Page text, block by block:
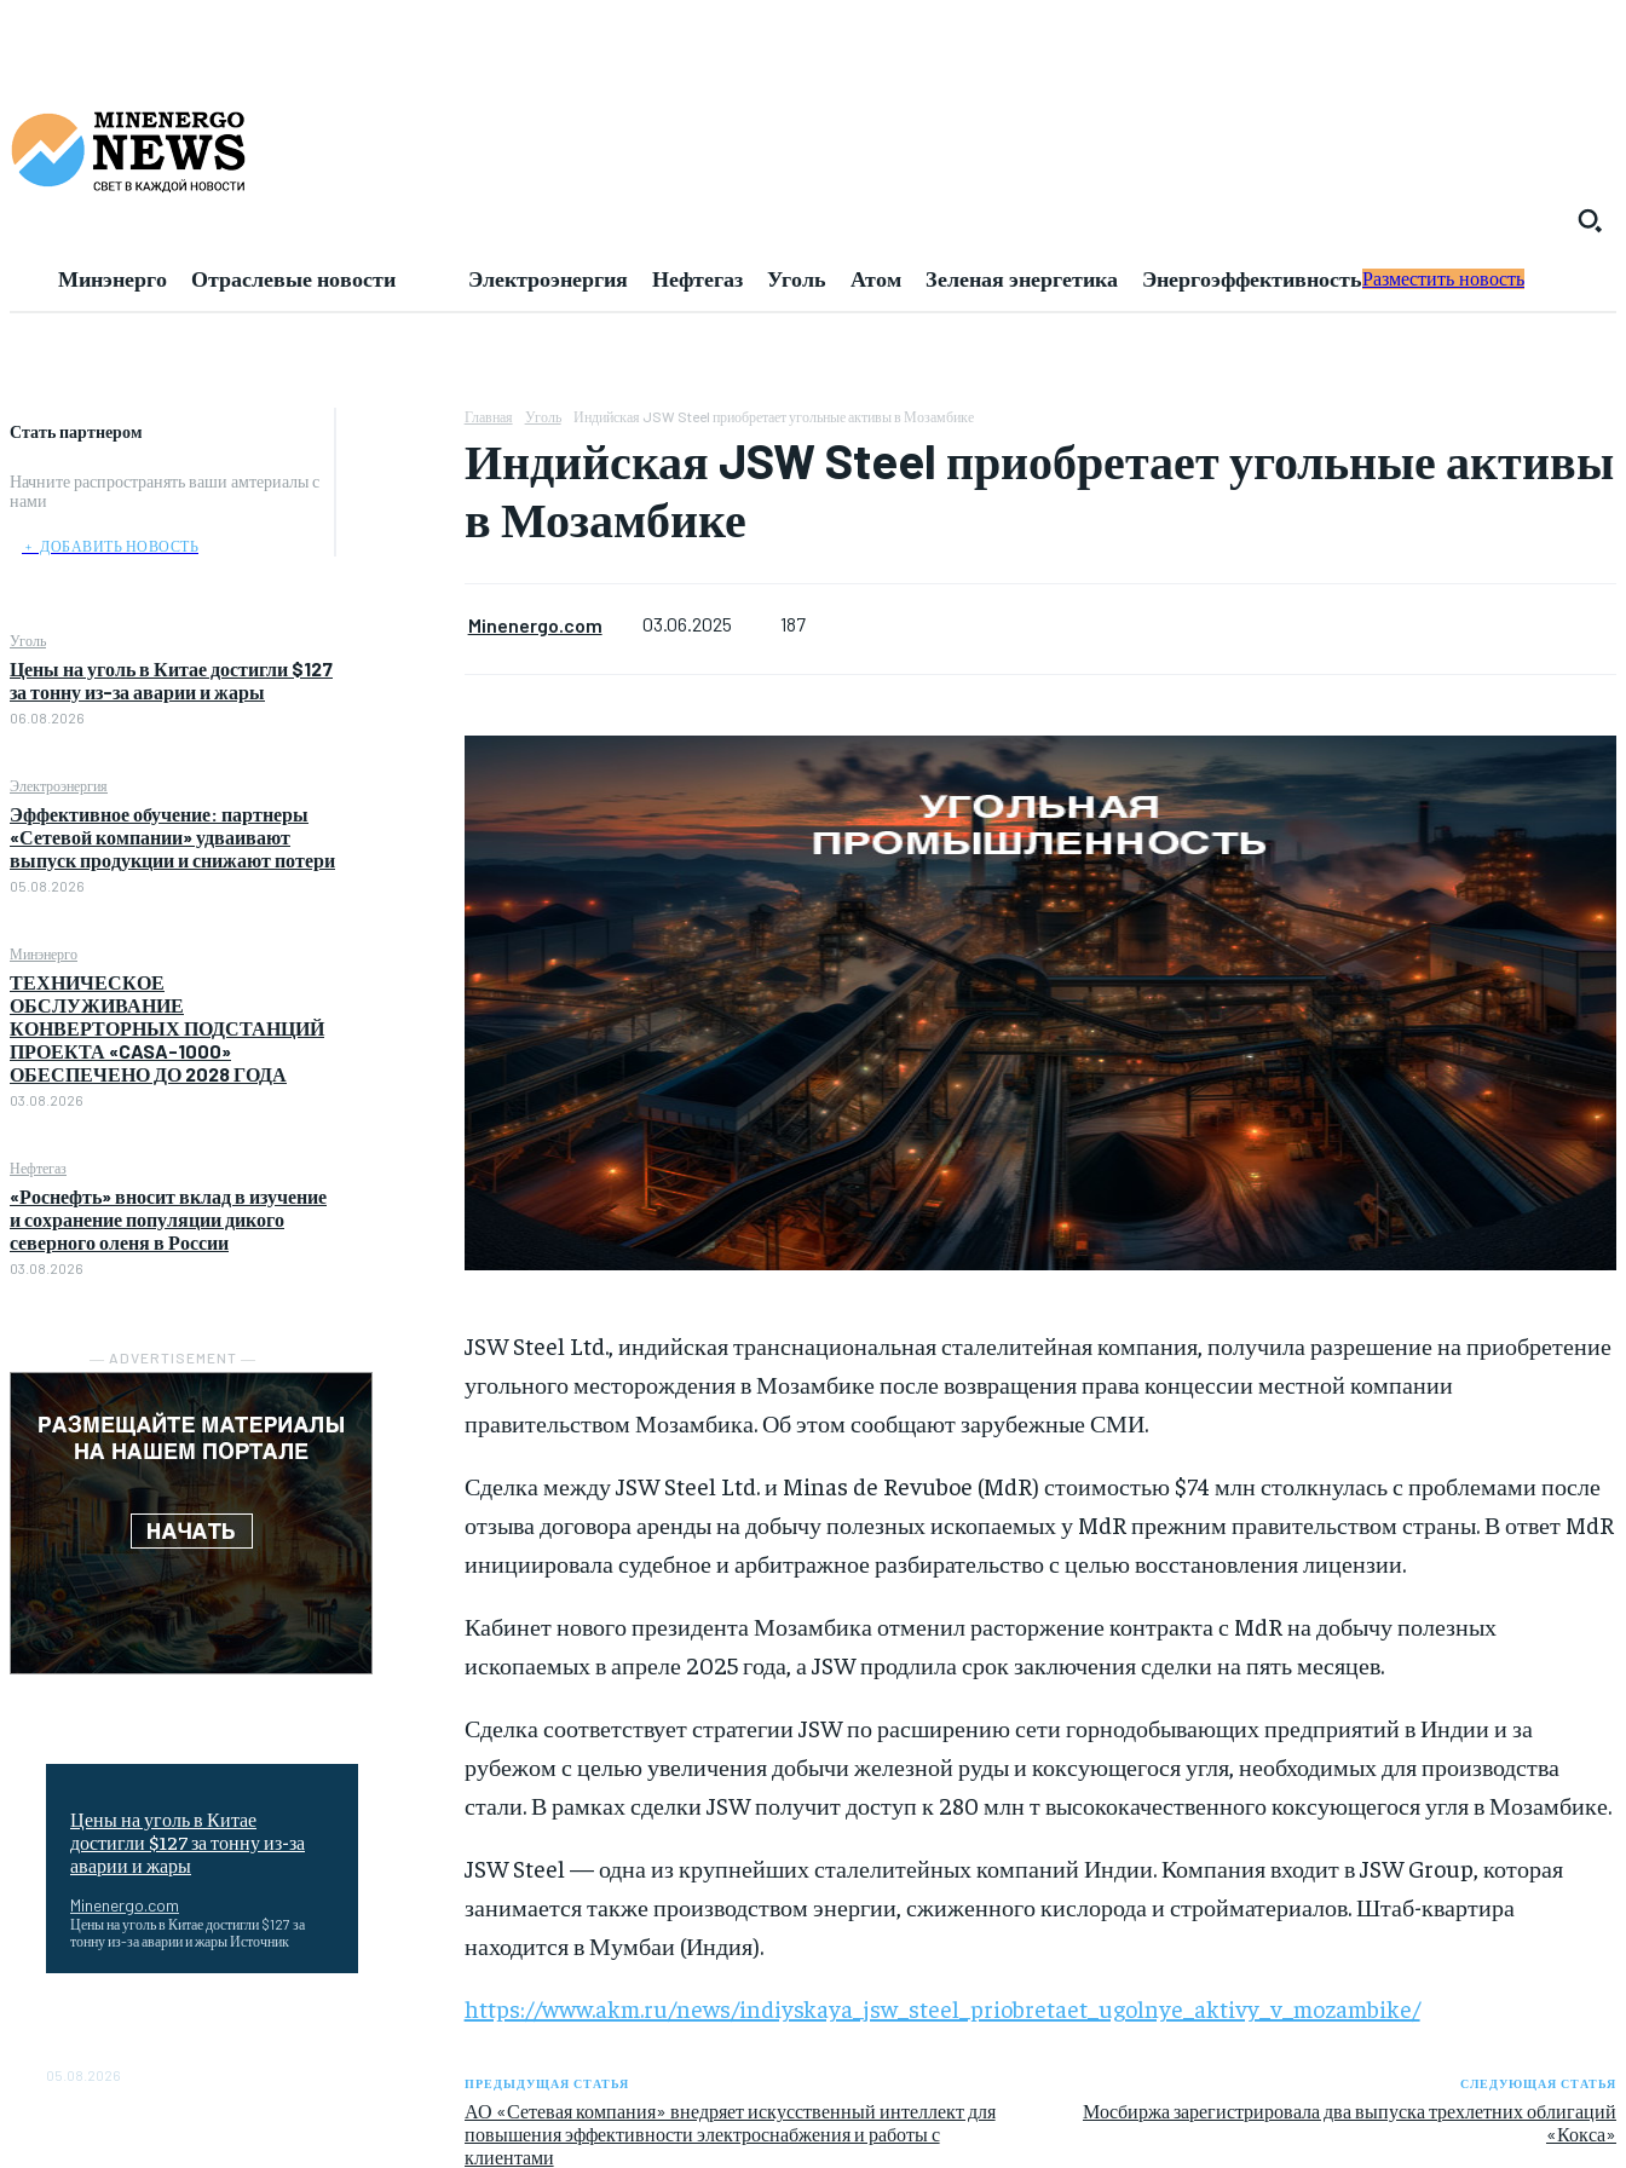
Минэнерго Отраслевые новости Электроэнергия Нефтегаз Уголь Атом Зеленая энергетика ЭнергоэффективностьРазместить новость
Стать партнером
Начните распространять ваши амтериалы с
нами
﹢ ДОБАВИТЬ НОВОСТЬ
Уголь
Цены на уголь в Китае достигли $127
за тонну из-за аварии и жары
06.08.2026
Электроэнергия
Эффективное обучение: партнеры
«Сетевой компании» удваивают
выпуск продукции и снижают потери
05.08.2026
Минэнерго
ТЕХНИЧЕСКОЕ
ОБСЛУЖИВАНИЕ
КОНВЕРТОРНЫХ ПОДСТАНЦИЙ
ПРОЕКТА «CASA-1000»
ОБЕСПЕЧЕНО ДО 2028 ГОДА
03.08.2026
Нефтегаз
«Роснефть» вносит вклад в изучение
и сохранение популяции дикого
северного оленя в России
03.08.2026
― ADVERTISEMENT ―
Цены на уголь в Китае
достигли $127 за тонну из-за
аварии и жары
Minenergo.com
Цены на уголь в Китае достигли $127 за
тонну из-за аварии и жары Источник
05.08.2026
Главная Уголь Индийская JSW Steel приобретает угольные активы в Мозамбике
Индийская JSW Steel приобретает угольные активы
в Мозамбике
Minenergo.com 03.06.2025 187
JSW Steel Ltd., индийская транснациональная сталелитейная компания, получила разрешение на приобретение
угольного месторождения в Мозамбике после возвращения права концессии местной компании
правительством Мозамбика. Об этом сообщают зарубежные СМИ.
Сделка между JSW Steel Ltd. и Minas de Revuboe (MdR) стоимостью $74 млн столкнулась с проблемами после
отзыва договора аренды на добычу полезных ископаемых у MdR прежним правительством страны. В ответ MdR
инициировала судебное и арбитражное разбирательство с целью восстановления лицензии.
Кабинет нового президента Мозамбика отменил расторжение контракта с MdR на добычу полезных
ископаемых в апреле 2025 года, а JSW продлила срок заключения сделки на пять месяцев.
Сделка соответствует стратегии JSW по расширению сети горнодобывающих предприятий в Индии и за
рубежом с целью увеличения добычи железной руды и коксующегося угля, необходимых для производства
стали. В рамках сделки JSW получит доступ к 280 млн т высококачественного коксующегося угля в Мозамбике.
JSW Steel — одна из крупнейших сталелитейных компаний Индии. Компания входит в JSW Group, которая
занимается также производством энергии, сжиженного кислорода и стройматериалов. Штаб-квартира
находится в Мумбаи (Индия).
https://www.akm.ru/news/indiyskaya_jsw_steel_priobretaet_ugolnye_aktivy_v_mozambike/
ПРЕДЫДУЩАЯ СТАТЬЯ
АО «Сетевая компания» внедряет искусственный интеллект для
повышения эффективности электроснабжения и работы с
клиентами
СЛЕДУЮЩАЯ СТАТЬЯ
Мосбиржа зарегистрировала два выпуска трехлетних облигаций
«Кокса»